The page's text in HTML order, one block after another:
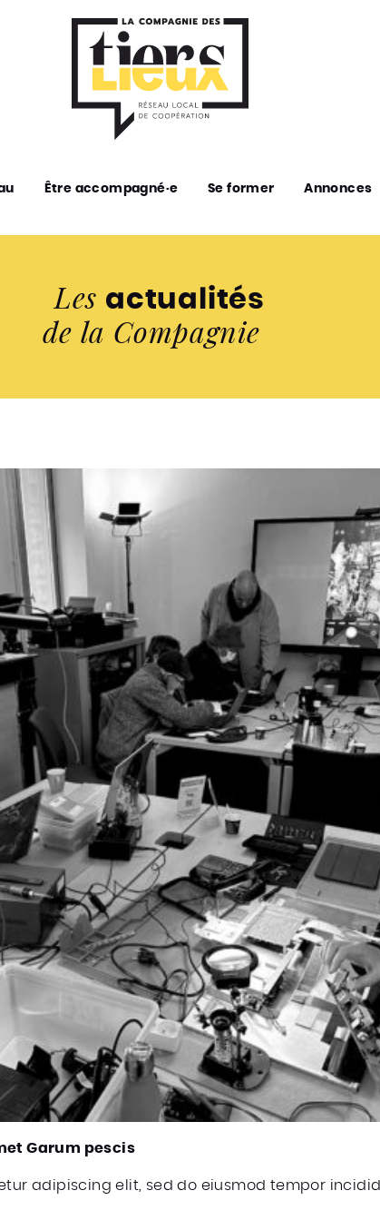
Être accompagné·e Se former Annonces
Les actualités
de la Compagnie
Garum pescis
adipiscing elit, sed do eiusmod tempor